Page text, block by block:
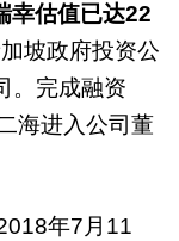
幸估值已达22
坡政府投资公
。完成融资
海进入公司董
年7月11